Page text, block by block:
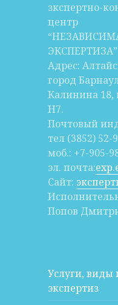
зкспертно-
центр
ЭКСПЕРТИЗА”
Адрес:
город
Калинина
Н7.
Почтовый
тел (3852) 52-
моб.: +7-905-
эл. почта:
Сайт:
Попов
Услуги,
экспертиз